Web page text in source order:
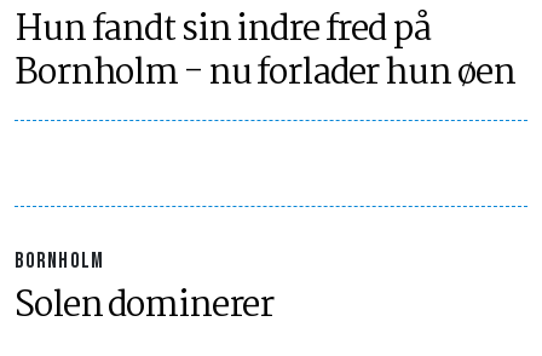
Hun fandt sin indre fred på
Bornholm - nu forlader hun øen
BORNHOLM
Solen dominerer